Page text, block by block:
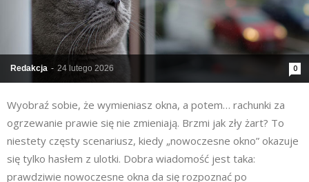
Redakcja - 24 lutego 2026 0
Wyobraź sobie, że wymieniasz okna, a potem… rachunki za
ogrzewanie prawie się nie zmieniają. Brzmi jak zły żart? To
niestety częsty scenariusz, kiedy „nowoczesne okno” okazuje
się tylko hasłem z ulotki. Dobra wiadomość jest taka:
prawdziwie nowoczesne okna da się rozpoznać po